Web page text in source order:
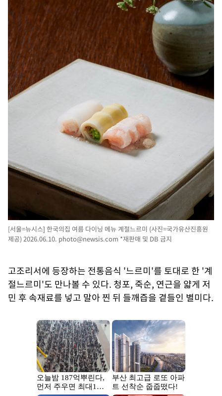
[서울=뉴시스] 한국의집 여름 다이닝 메뉴 계절느르미 (사진=국가유산진흥원
제공) 2026.06.10. photo@newsis.com *재판매 및 DB 금지
고조리서에 등장하는 전통음식 '느르미'를 토대로 한 '계
절느르미'도 만나볼 수 있다. 청포, 죽순, 연근을 얇게 저
민 후 속재료를 넣고 말아 찐 뒤 들깨즙을 곁들인 별미다.